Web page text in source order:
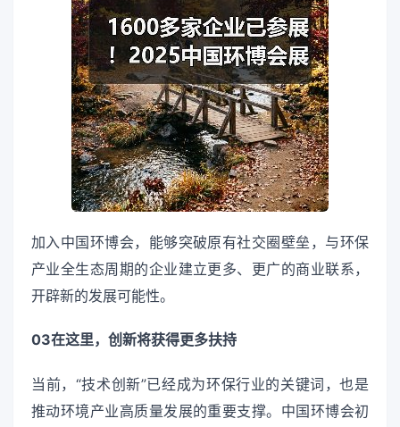
加入中国环博会，能够突破原有社交圈壁垒，与环保
产业全生态周期的企业建立更多、更广的商业联系，
开辟新的发展可能性。
03在这里，创新将获得更多扶持
当前，“技术创新”已经成为环保行业的关键词，也是
推动环境产业高质量发展的重要支撑。中国环博会初